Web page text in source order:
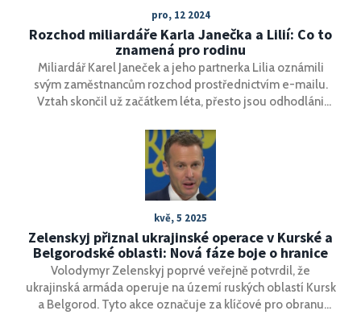
pro, 12 2024
Rozchod miliardáře Karla Janečka a Lilií: Co to
znamená pro rodinu
Miliardář Karel Janeček a jeho partnerka Lilia oznámili
svým zaměstnancům rozchod prostřednictvím e-mailu.
Vztah skončil už začátkem léta, přesto jsou odhodláni
bez dramatických incidentů. Platí pro ně dohoda o
společné domácnosti, která je v nejlepším zájmu jejich
potomků.
kvě, 5 2025
Zelenskyj přiznal ukrajinské operace v Kurské a
Belgorodské oblasti: Nová fáze boje o hranice
Volodymyr Zelenskyj poprvé veřejně potvrdil, že
ukrajinská armáda operuje na území ruských oblastí Kursk
a Belgorod. Tyto akce označuje za klíčové pro obranu